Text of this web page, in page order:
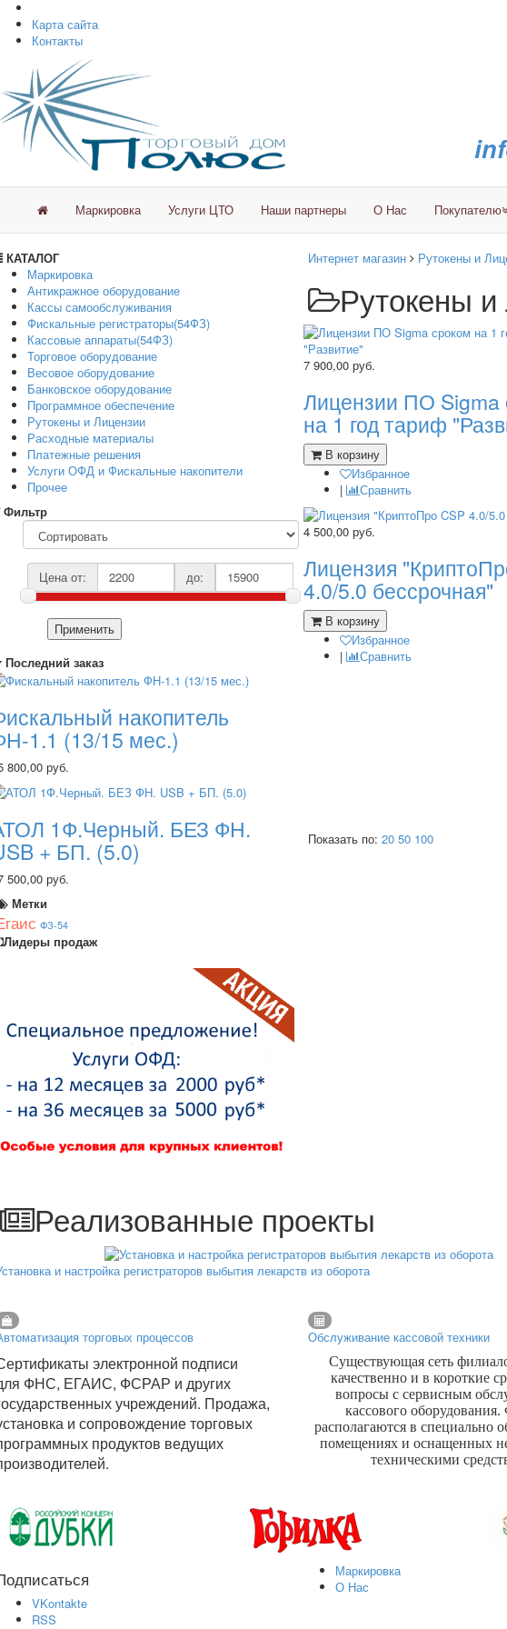
Карта сайта
Контакты
Маркировка Услуги ЦТО Наши партнеры О Нас Покупателю
КАТАЛОГ
Маркировка
Антикражное оборудование
Кассы самообслуживания
Фискальные регистраторы(54ФЗ)
Кассовые аппараты(54ФЗ)
Торговое оборудование
Весовое оборудование
Банковское оборудование
Программное обеспечение
Рутокены и Лицензии
Расходные материалы
Платежные решения
Услуги ОФД и Фискальные накопители
Прочее
Фильтр
Цена от: до:
Применить
Последний заказ
накопитель
1.1 (13/15 мес.)
800,00 руб.
1Ф.Черный. БЕЗ ФН.
+ БП. (5.0)
500,00 руб.
Метки
ФЗ-54
Лидеры продаж
Интернет магазин Рутокены и
Рутокены
7 900,00 руб.
Лицензии ПО Sigma
на 1 год тариф
В корзину
Избранное
|
Сравнить
4 500,00 руб.
Лицензия
4.0/5.0 бессрочная"
В корзину
Избранное
|
Сравнить
Показать по: 20 50 100
Реализованные проекты
и настройка регистраторов выбытия лекарств из оборота
торговых процессов
электронной подписи
ФНС, ЕГАИС, ФСРАР и других
учреждений. Продажа,
и сопровождение торговых
продуктов ведущих
Обслуживание кассовой техники
Существующая сеть
качественно и в короткие
вопросы с сервисным
кассового
располагаются в специально
помещениях и оснащенных
техническими
VKontakte
RSS
Маркировка
О Нас